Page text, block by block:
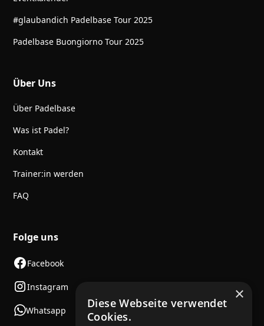
#glaubandich Padelbase Tour 2025
Padelbase Buongiorno Tour 2025
Über Uns
Über Padelbase
Was ist Padel?
Kontakt
Trainer:in werden
FAQ
Folge uns
Facebook
Instagram
Whatsapp
×
Diese Webseite verwendet
Cookies.